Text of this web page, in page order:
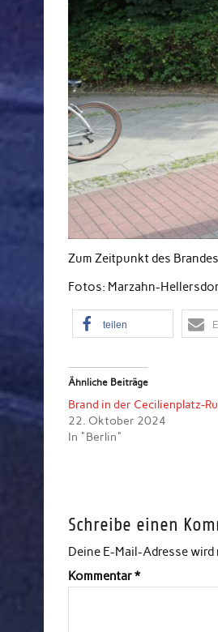
Zum Zeitpunkt des
Fotos: Marzahn-
teilen
Ähnliche Beiträge
Brand in der Cecilienplatz-
22. Oktober 2024
In "Berlin"
Schreibe einen
Deine E-Mail-Adresse
Kommentar*